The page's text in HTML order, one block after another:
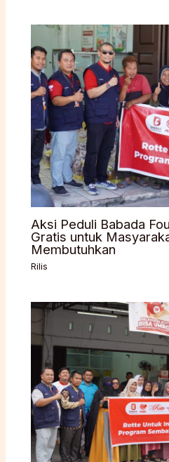
Aksi Peduli Babada
Gratis untuk
Membutuhkan
Rilis